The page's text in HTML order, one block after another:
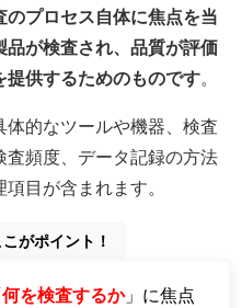
のプロセス自体に焦点を当
品が検査され、品質が評価
提供するためのものです。
体的なツールや機器、検査
査頻度、データ記録の方法
目が含まれます。
がポイント！
何を検査するか」に焦点